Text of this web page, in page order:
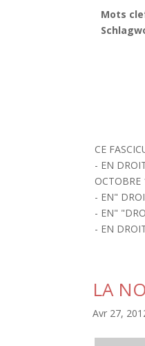
Mots
CE
- EN
OCTOBRE
- EN"
- EN"
- EN
LA
Avr 27,